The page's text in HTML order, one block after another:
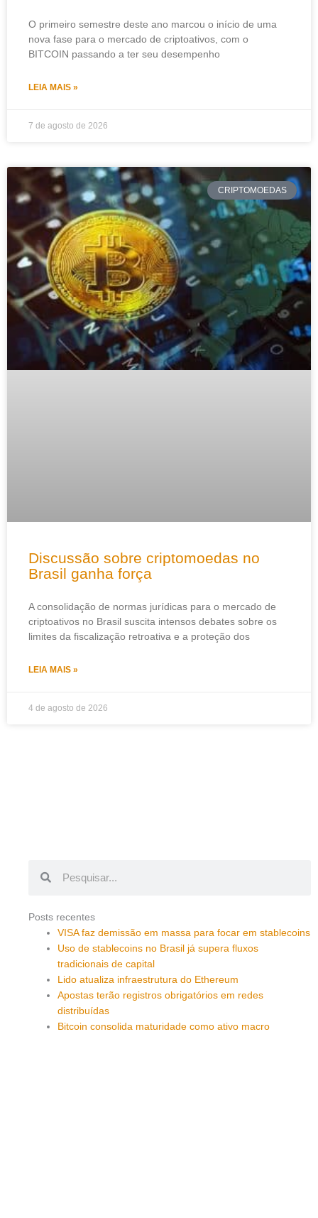
O primeiro semestre deste ano marcou o início de uma
nova fase para o mercado de criptoativos, com o
BITCOIN passando a ter seu desempenho
LEIA MAIS »
7 de agosto de 2026
CRIPTOMOEDAS
Discussão sobre criptomoedas no
Brasil ganha força
A consolidação de normas jurídicas para o mercado de
criptoativos no Brasil suscita intensos debates sobre os
limites da fiscalização retroativa e a proteção dos
LEIA MAIS »
4 de agosto de 2026
Posts recentes
VISA faz demissão em massa para focar em stablecoins
Uso de stablecoins no Brasil já supera fluxos
tradicionais de capital
Lido atualiza infraestrutura do Ethereum
Apostas terão registros obrigatórios em redes
distribuídas
Bitcoin consolida maturidade como ativo macro